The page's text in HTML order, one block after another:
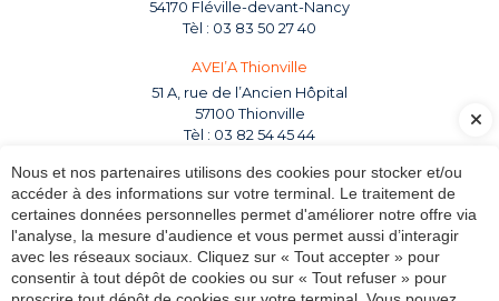
54170 Fléville-devant-Nancy
03 83 50 27 40
AVEI’A Thionville
51 A, rue de l’Ancien Hôpital
57100 Thionville
03 82 54 45 44
Suivez-nous sur les réseaux sociaux
Actualités Nos expertises Notre cabinet
Nous et nos partenaires utilisons des cookies pour stocker et/ou
accéder à des informations sur votre terminal. Le traitement de
certaines données personnelles permet d'améliorer notre offre via
l'analyse, la mesure d'audience et vous permet aussi d’interagir
avec les réseaux sociaux. Cliquez sur « Tout accepter » pour
consentir à tout dépôt de cookies ou sur « Tout refuser » pour